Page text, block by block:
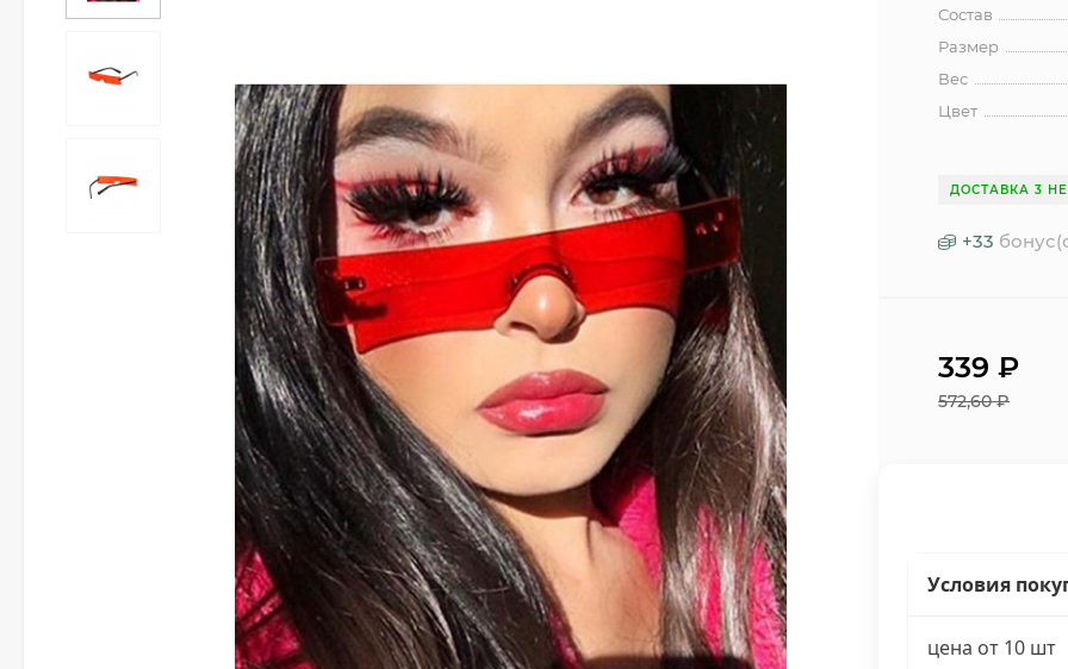
Состав
Размер
Вес
Цвет
ДОСТАВКА 3
+33
339₽
572,60₽
Условия
цена от 10 шт